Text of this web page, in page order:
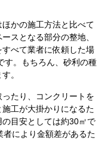
かの施工方法と比べて
スとなる部分の整地、
べて業者に依頼した場
す。もちろん、砂利の種
。
たり、コンクリートを
工が大掛かりになるた
目安としては約30㎡で
により金額差があるた